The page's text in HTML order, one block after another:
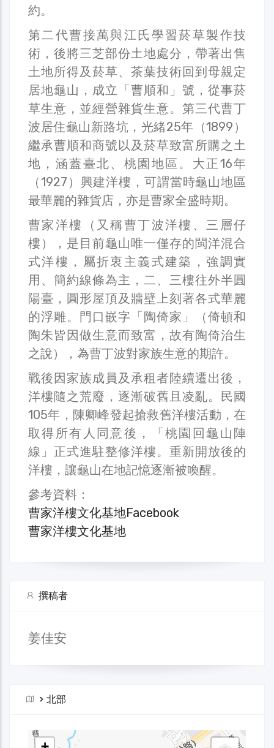
約。
第二代曹接萬與江氏學習菸草製作技
術，後將三芝部份土地處分，帶著出售
土地所得及菸草、茶葉技術回到母親定
居地龜山，成立「曹順和」號，從事菸
草生意，並經營雜貨生意。第三代曹丁
波居住龜山新路坑，光緒25年（1899）
繼承曹順和商號以及菸草致富所購之土
地，涵蓋臺北、桃園地區。大正16年
（1927）興建洋樓，可謂當時龜山地區
最華麗的雜貨店，亦是曹家全盛時期。
曹家洋樓（又稱曹丁波洋樓、三層仔
樓），是目前龜山唯一僅存的閩洋混合
式洋樓，屬折衷主義式建築，強調實
用、簡約線條為主，二、三樓往外半圓
陽臺，圓形屋頂及牆壁上刻著各式華麗
的浮雕。門口嵌字「陶倚家」（倚頓和
陶朱皆因做生意而致富，故有陶倚治生
之說），為曹丁波對家族生意的期許。
戰後因家族成員及承租者陸續遷出後，
洋樓隨之荒廢，逐漸破舊且凌亂。民國
105年，陳卿峰發起搶救舊洋樓活動，在
取得所有人同意後，「桃園回龜山陣
線」正式進駐整修洋樓。重新開放後的
洋樓，讓龜山在地記憶逐漸被喚醒。
參考資料：
曹家洋樓文化基地Facebook
曹家洋樓文化基地
撰稿者
姜佳安
> 北部